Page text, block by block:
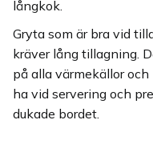
långkok.
Gryta som är bra vid
kräver lång tillagning.
på alla värmekällor
ha vid servering och
dukade bordet.